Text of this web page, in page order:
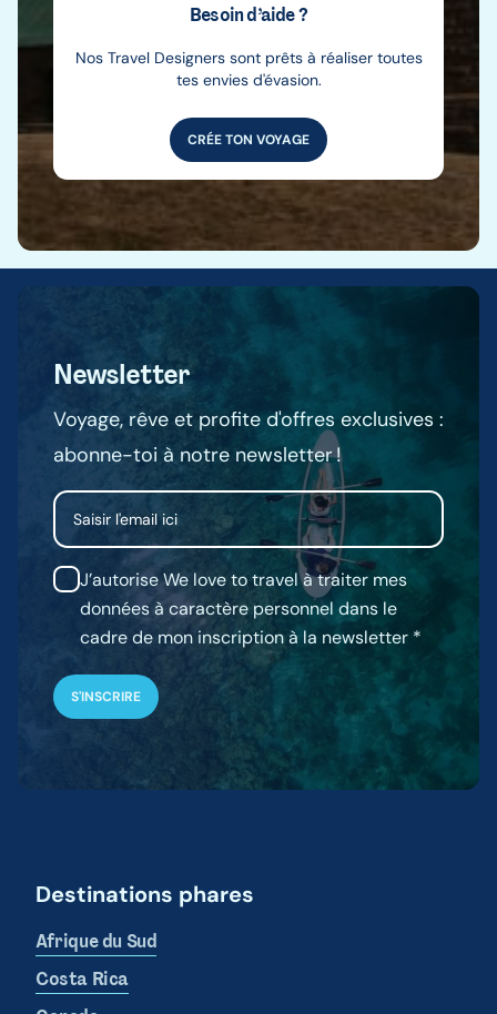
Besoin d’aide ?
Nos Travel Designers sont prêts à réaliser toutes
tes envies d'évasion.
CRÉE TON VOYAGE
Newsletter
Voyage, rêve et profite d'offres exclusives :
abonne-toi à notre newsletter !
Email
J’autorise We love to travel à traiter mes
données à caractère personnel dans le
cadre de mon inscription à la newsletter
Destinations phares
Afrique du Sud
Costa Rica